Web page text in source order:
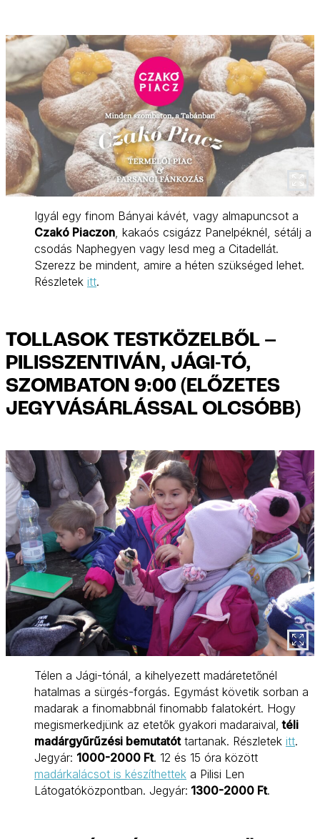
Igyál egy finom Bányai kávét, vagy almapuncsot a
Czakó Piaczon, kakaós csigázz Panelpéknél, sétálj a
csodás Naphegyen vagy lesd meg a Citadellát.
Szerezz be mindent, amire a héten szükséged lehet.
Részletek itt.
TOLLASOK TESTKÖZELBŐL –
PILISSZENTIVÁN, JÁGI-TÓ,
SZOMBATON 9:00 (ELŐZETES
JEGYVÁSÁRLÁSSAL OLCSÓBB)
Télen a Jági-tónál, a kihelyezett madáretetőnél
hatalmas a sürgés-forgás. Egymást követik sorban a
madarak a finomabbnál finomabb falatokért. Hogy
megismerkedjünk az etetők gyakori madaraival, téli
madárgyűrűzési bemutatóttartanak. Részletek itt.
Jegyár: 1000-2000 Ft. 12 és 15 óra között
madárkalácsot is készíthettek a Pilisi Len
Látogatóközpontban. Jegyár: 1300-2000 Ft.